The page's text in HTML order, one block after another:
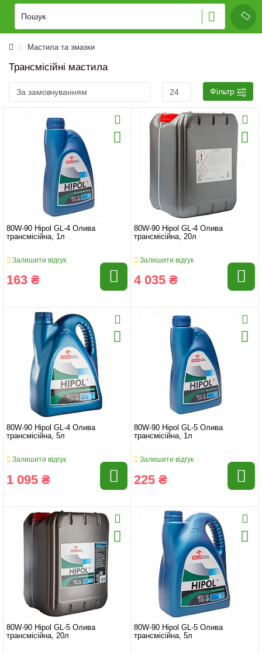
Мастила та змазки
Трансмісійні мастила
Фільтр
80W-90 Hipol GL-4 Олива
трансмісійна, 1л
Залишити відгук
163 ₴
80W-90 Hipol GL-4 Олива
трансмісійна, 20л
Залишити відгук
4 035 ₴
80W-90 Hipol GL-4 Олива
трансмісійна, 5л
Залишити відгук
1 095 ₴
80W-90 Hipol GL-5 Олива
трансмісійна, 1л
Залишити відгук
225 ₴
80W-90 Hipol GL-5 Олива
трансмісійна, 20л
80W-90 Hipol GL-5 Олива
трансмісійна, 5л